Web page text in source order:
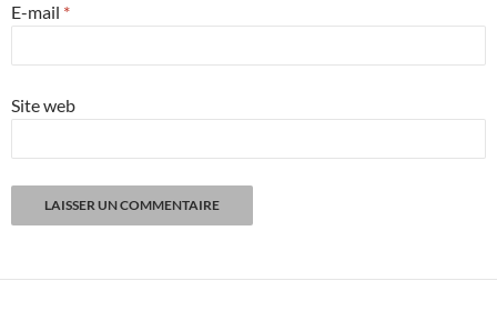
E-mail *
Site web